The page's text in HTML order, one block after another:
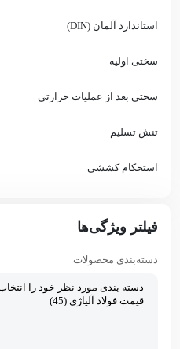
استاندارد آلمان (DIN)
سختی اولیه
سختی بعد از عملیات حرارتی
تنش تسلیم
استحکام کششی
فیلتر ویژگی‌ها
دسته‌بندی محصولات